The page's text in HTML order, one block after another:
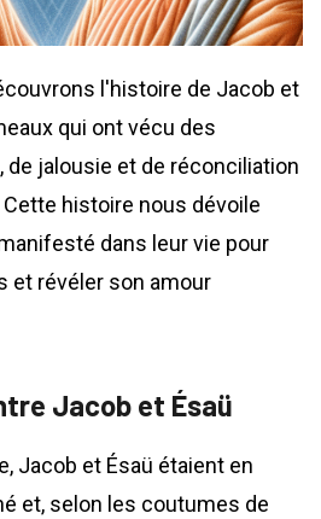
l'histoire de Jacob et
qui ont vécu des
jalousie et de réconciliation
histoire nous dévoile
dans leur vie pour
et révéler son amour
Jacob et Ésaü
Jacob et Ésaü étaient en
et, selon les coutumes de